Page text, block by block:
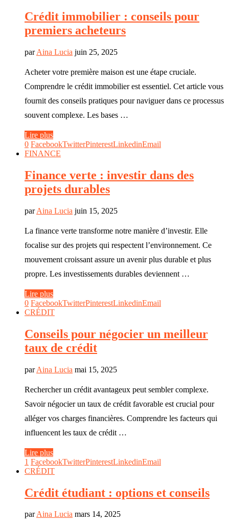
Crédit immobilier : conseils pour
premiers acheteurs
parAina Lucia juin 25, 2025
Acheter votre première maison est une étape cruciale.
Comprendre le crédit immobilier est essentiel. Cet article vous
fournit des conseils pratiques pour naviguer dans ce processus
souvent complexe. Les bases …
Lire plus
0 FacebookTwitterPinterestLinkedinEmail
FINANCE
Finance verte : investir dans des
projets durables
parAina Lucia juin 15, 2025
La finance verte transforme notre manière d’investir. Elle
focalise sur des projets qui respectent l’environnement. Ce
mouvement croissant assure un avenir plus durable et plus
propre. Les investissements durables deviennent …
Lire plus
0 FacebookTwitterPinterestLinkedinEmail
CRÉDIT
Conseils pour négocier un meilleur
taux de crédit
parAina Lucia mai 15, 2025
Rechercher un crédit avantageux peut sembler complexe.
Savoir négocier un taux de crédit favorable est crucial pour
alléger vos charges financières. Comprendre les facteurs qui
influencent les taux de crédit …
Lire plus
1 FacebookTwitterPinterestLinkedinEmail
CRÉDIT
Crédit étudiant : options et conseils
parAina Lucia mars 14, 2025